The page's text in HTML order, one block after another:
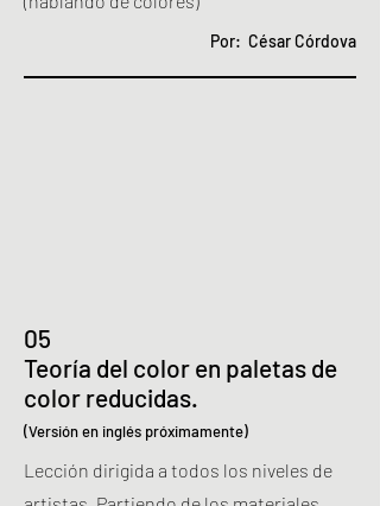
Por: César Córdova
05
Teoría del color en paletas de
color reducidas.
(Versión en inglés próximamente)
Lección dirigida a todos los niveles de